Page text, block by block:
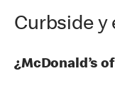
Curbside
¿McDonald’s